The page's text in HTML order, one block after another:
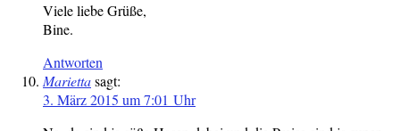
Viele liebe Grüße,
Bine.
Antworten
Mariettasagt:
3. März 2015 um 7:01 Uhr